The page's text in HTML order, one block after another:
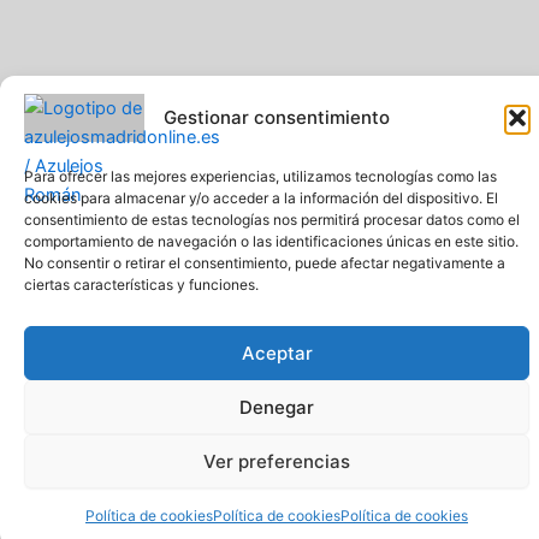
Gestionar consentimiento
Para ofrecer las mejores experiencias, utilizamos tecnologías como las
cookies para almacenar y/o acceder a la información del dispositivo. El
consentimiento de estas tecnologías nos permitirá procesar datos como el
comportamiento de navegación o las identificaciones únicas en este sitio.
No consentir o retirar el consentimiento, puede afectar negativamente a
ciertas características y funciones.
Aceptar
Denegar
Ver preferencias
Política de cookiesPolítica de cookiesPolítica de cookies
Pavimentos y Azulejos Román S.L.. Todos los derechos
reservados
Web creada y diseñada por Pavimentos y Azulejos Román S.L
Comprar azulejos online baratos y de calidad